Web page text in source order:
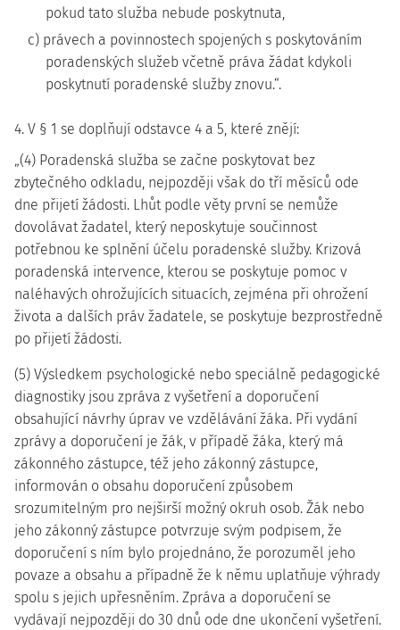
pokud tato služba nebude poskytnuta,
c) právech a povinnostech spojených s poskytováním
poradenských služeb včetně práva žádat kdykoli
poskytnutí poradenské služby znovu.“.
4. V § 1 se doplňují odstavce 4 a 5, které znějí:
„(4) Poradenská služba se začne poskytovat bez
zbytečného odkladu, nejpozději však do tří měsíců ode
dne přijetí žádosti. Lhůt podle věty první se nemůže
dovolávat žadatel, který neposkytuje součinnost
potřebnou ke splnění účelu poradenské služby. Krizová
poradenská intervence, kterou se poskytuje pomoc v
naléhavých ohrožujících situacích, zejména při ohrožení
života a dalších práv žadatele, se poskytuje bezprostředně
po přijetí žádosti.
(5) Výsledkem psychologické nebo speciálně pedagogické
diagnostiky jsou zpráva z vyšetření a doporučení
obsahující návrhy úprav ve vzdělávání žáka. Při vydání
zprávy a doporučení je žák, v případě žáka, který má
zákonného zástupce, též jeho zákonný zástupce,
informován o obsahu doporučení způsobem
srozumitelným pro nejširší možný okruh osob. Žák nebo
jeho zákonný zástupce potvrzuje svým podpisem, že
doporučení s ním bylo projednáno, že porozuměl jeho
povaze a obsahu a případně že k němu uplatňuje výhrady
spolu s jejich upřesněním. Zpráva a doporučení se
vydávají nejpozději do 30 dnů ode dne ukončení vyšetření.